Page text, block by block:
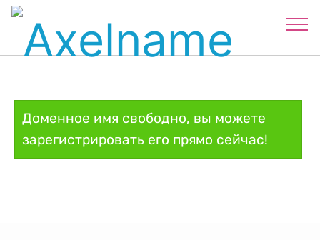
Доменное имя свободно, вы можете
зарегистрировать его прямо сейчас!